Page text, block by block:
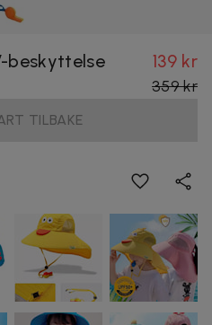
beskyttelse
139 kr
359 kr
TILBAKE